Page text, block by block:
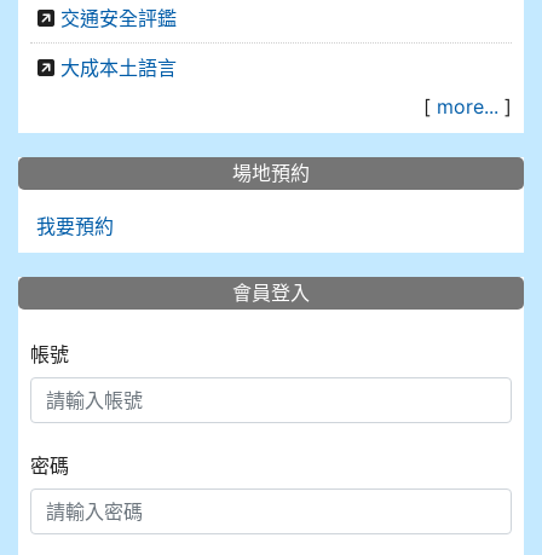
交通安全評鑑
大成本土語言
[ more... ]
場地預約
我要預約
會員登入
帳號
密碼